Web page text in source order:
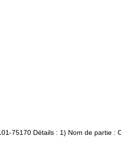
75170 Détails : 1) Nom de partie :